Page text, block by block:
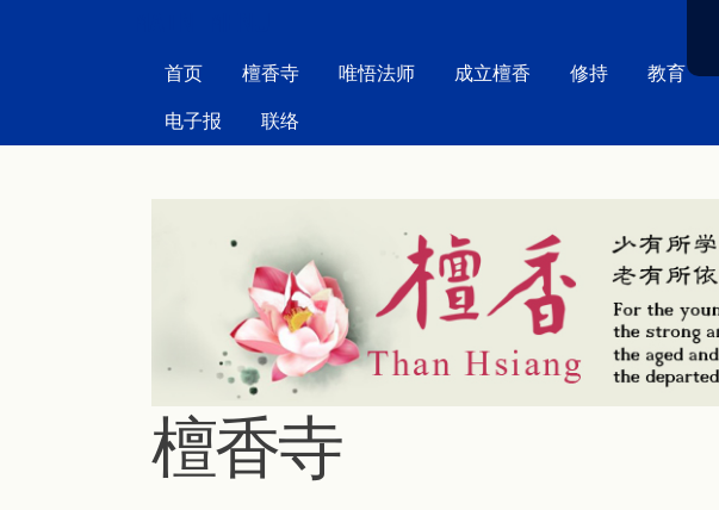
首页 檀香寺 唯悟法师 成立檀香 修持 教育
电子报 联络
檀香寺